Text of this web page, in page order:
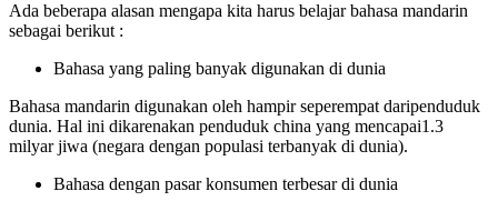
Ada beberapa alasan mengapa kita harus belajar bahasa mandarin
sebagai berikut :
Bahasa yang paling banyak digunakan di dunia
Bahasa mandarin digunakan oleh hampir seperempat daripenduduk
dunia. Hal ini dikarenakan penduduk china yang mencapai1.3
milyar jiwa (negara dengan populasi terbanyak di dunia).
Bahasa dengan pasar konsumen terbesar di dunia